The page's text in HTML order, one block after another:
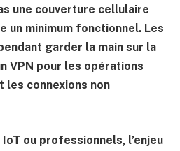
une couverture cellulaire
un minimum fonctionnel. Les
garder la main sur la
VPN pour les opérations
les connexions non
ou professionnels, l’enjeu